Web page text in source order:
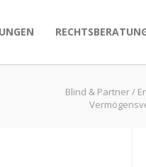
Blind & Partner/